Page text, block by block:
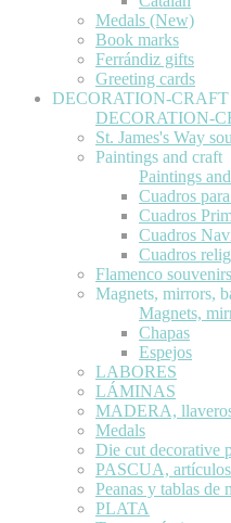
Medals (New)
Book marks
Ferrándiz gifts
Greeting cards
DECORATION-CRAFT
DECORATION-
St. James's Way
Paintings and craft
Paintings
Cuadros
Cuadros
Cuadros
Cuadros
Flamenco souvenirs
Magnets, mirrors,
Magnets,
Chapas
Espejos
LABORES
LÁMINAS
MADERA,
Medals
Die cut decorative
PASCUA, artículos
Peanas y tablas de
PLATA